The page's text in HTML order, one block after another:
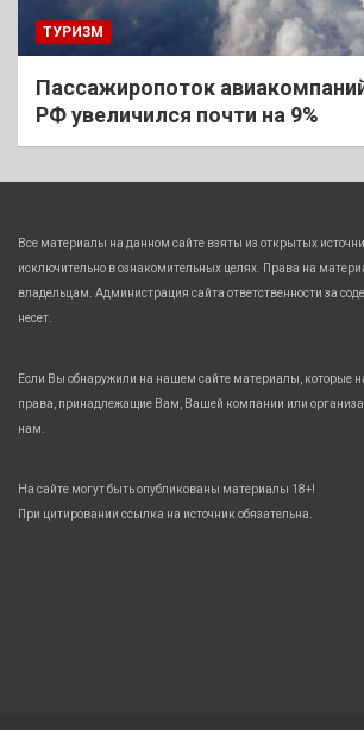
ТУРИЗМ
Пассажиропоток
РФ увеличился почти на 9%
Все материалы на данном сайте взяты из открытых
исключительно в ознакомительных целях. Права на
владельцам. Администрация сайта ответственности за
несет.
Если Вы обнаружили на нашем сайте материалы, которые
права, принадлежащие Вам, Вашей компании или
нам.
На сайте могут быть опубликованы материалы 18+!
При цитировании ссылка на источник обязательна.